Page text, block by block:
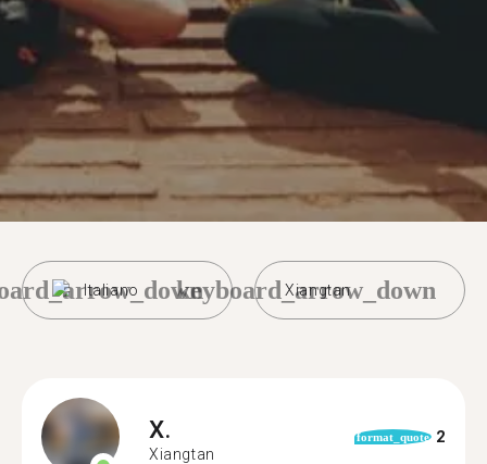
Italiano Xiangtan
keyboard_arrow_down
X.
Xiangtan
format_quote 2